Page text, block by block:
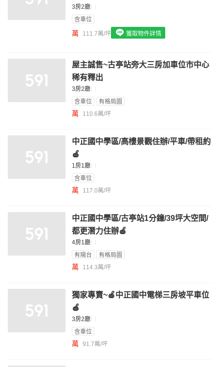
我想找廁所開窗的物件
我想找具垃圾處理的物件
3房2廳
含車位
萬 111.7萬/坪 獲取物件詳情
屋主誠售~古亭站旁大三房加車位市中心
稀有釋出
3房2廳
含車位
有格局圖
萬 110.6萬/坪
中正國中學區/高樓景觀住辦/平車/帶租約
🍎
1房1廳
含車位
萬 117.0萬/坪
中正國中學區/古亭站1分鐘/39坪大空間/
都更潛力住辦🍎
4房1廳
有陽台
有格局圖
萬 114.3萬/坪
獨家專賣~🍎中正國中電梯三房坡平車位
🍎
3房2廳
含車位
萬 91.7萬/坪